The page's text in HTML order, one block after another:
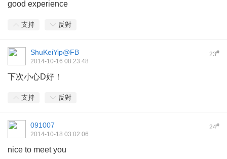
good experience
支持 反對
23#
ShuKeiYip@FB
2014-10-16 08:23:48
下次小心D好！
支持 反對
24#
091007
2014-10-18 03:02:06
nice to meet you